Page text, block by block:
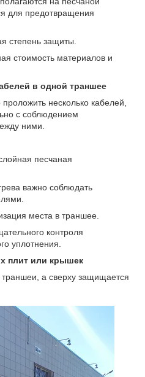
для предотвращения
степень защиты.
стоимость материалов и
в одной траншее
несколько кабелей,
с соблюдением
ними.
песчаная
важно соблюдать
места в траншее.
контроля
уплотнения.
плит или крышек
а сверху защищается